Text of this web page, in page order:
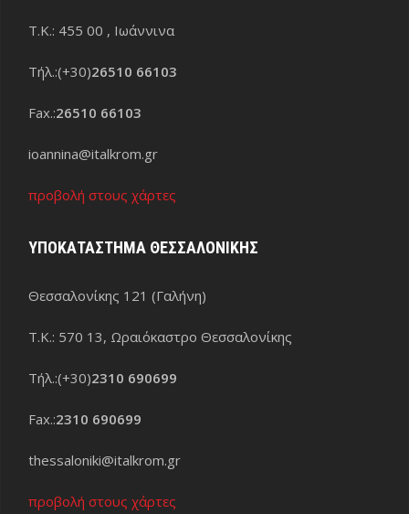
Τ.Κ.: 455 00 , Ιωάννινα
Τήλ.:(+30)26510 66103
Fax.:26510 66103
ioannina@italkrom.gr
προβολή στους χάρτες
ΥΠΟΚΑΤΑΣΤΗΜΑ ΘΕΣΣΑΛΟΝΙΚΗΣ
Θεσσαλονίκης 121 (Γαλήνη)
Τ.Κ.: 570 13, Ωραιόκαστρο Θεσσαλονίκης
Τήλ.:(+30)2310 690699
Fax.:2310 690699
thessaloniki@italkrom.gr
προβολή στους χάρτες